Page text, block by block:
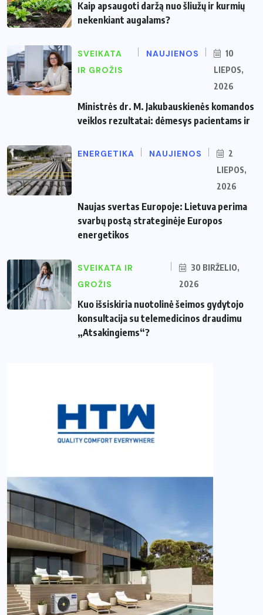
Kaip apsaugoti daržą nuo šliužų ir kurmių
nekenkiant augalams?
SVEIKATA
IR GROŽIS
NAUJIENOS
10
LIEPOS,
2026
Ministrės dr. M. Jakubauskienės komandos
veiklos rezultatai: dėmesys pacientams ir
ENERGETIKA NAUJIENOS
2
LIEPOS,
2026
Naujas svertas Europoje: Lietuva perima
svarbų postą strateginėje Europos
energetikos
SVEIKATA IR
GROŽIS
30 BIRŽELIO,
2026
Kuo išsiskiria nuotolinė šeimos gydytojo
konsultacija su telemedicinos draudimu
„Atsakingiems“?